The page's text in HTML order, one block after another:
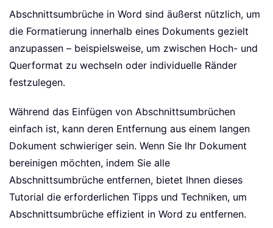
Abschnittsumbrüche in Word sind äußerst nützlich, um
die Formatierung innerhalb eines Dokuments gezielt
anzupassen – beispielsweise, um zwischen Hoch- und
Querformat zu wechseln oder individuelle Ränder
festzulegen.
Während das Einfügen von Abschnittsumbrüchen
einfach ist, kann deren Entfernung aus einem langen
Dokument schwieriger sein. Wenn Sie Ihr Dokument
bereinigen möchten, indem Sie alle
Abschnittsumbrüche entfernen, bietet Ihnen dieses
Tutorial die erforderlichen Tipps und Techniken, um
Abschnittsumbrüche effizient in Word zu entfernen.